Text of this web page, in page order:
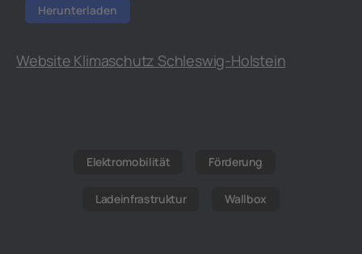
Herunterladen
Website Klimaschutz Schleswig-Holstein
Elektromobilität Förderung
Ladeinfrastruktur Wallbox